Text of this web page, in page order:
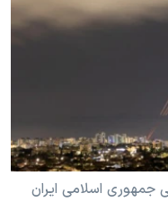
جمهوری اسلامی ایران